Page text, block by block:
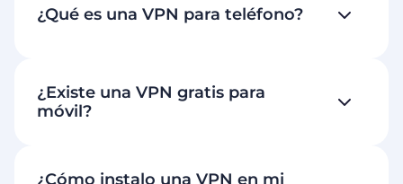
¿Qué es una VPN para teléfono?
¿Existe una VPN gratis para
móvil?
¿Cómo instalo una VPN en mi